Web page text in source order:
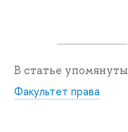
В статье упомянуты
Факультет права